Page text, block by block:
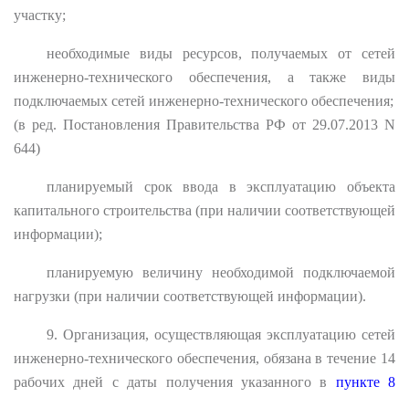
участку;
необходимые виды ресурсов, получаемых от сетей
инженерно-технического обеспечения, а также виды
подключаемых сетей инженерно-технического обеспечения;
(в ред. Постановления Правительства РФ от 29.07.2013 N
644)
планируемый срок ввода в эксплуатацию объекта
капитального строительства (при наличии соответствующей
информации);
планируемую величину необходимой подключаемой
нагрузки (при наличии соответствующей информации).
9. Организация, осуществляющая эксплуатацию сетей
инженерно-технического обеспечения, обязана в течение 14
рабочих дней с даты получения указанного в пункте 8